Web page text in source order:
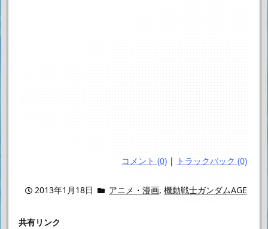
コメント (0) | トラックバック (0)
2013年1月18日 アニメ・漫画, 機動戦士ガンダムAGE
共有リンク